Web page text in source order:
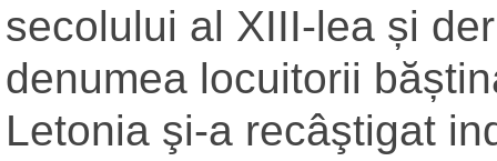
secolului al XIII-lea și
denumea locuitorii
Letonia şi-a recâştigat